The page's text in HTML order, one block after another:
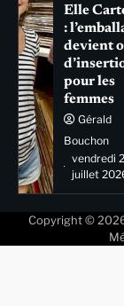
Elle
:
devient
pour les
femmes
Gérald
Bouchon
vendredi
juillet
Copyright ©